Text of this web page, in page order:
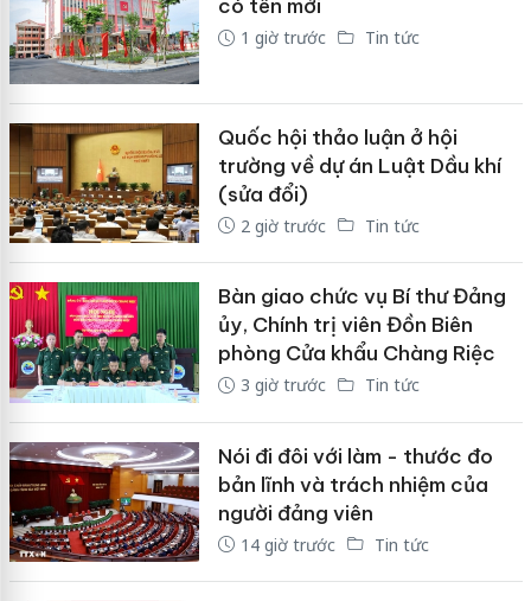
có tên mới
1 giờ trước Tin tức
Quốc hội thảo luận ở hội
trường về dự án Luật Dầu khí
(sửa đổi)
2 giờ trước Tin tức
Bàn giao chức vụ Bí thư Đảng
ủy, Chính trị viên Đồn Biên
phòng Cửa khẩu Chàng Riệc
3 giờ trước Tin tức
Nói đi đôi với làm - thước đo
bản lĩnh và trách nhiệm của
người đảng viên
14 giờ trước Tin tức